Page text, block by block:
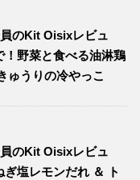
員のKit Oisixレビュ
！野菜と食べる油淋鶏
ゅうりの冷やっこ
員のKit Oisixレビュ
塩レモンだれ ＆ ト